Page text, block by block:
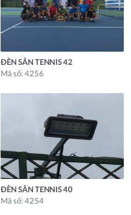
ĐÈN SÂN TENNIS 42
Mã số: 4256
ĐÈN SÂN TENNIS 40
Mã số: 4254